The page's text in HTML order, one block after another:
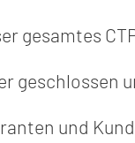
gesamtes
und